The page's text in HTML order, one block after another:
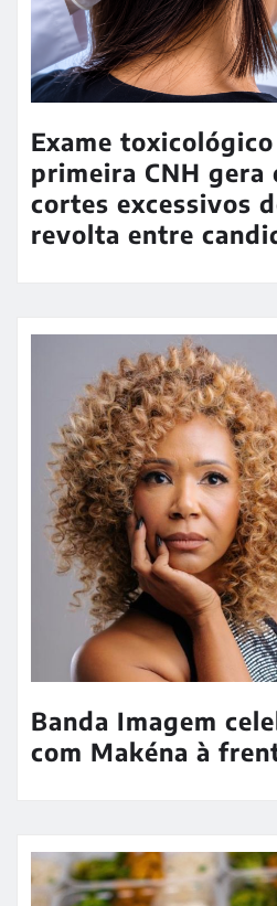
Exame
primeira CNH gera
cortes excessivos
revolta entre
Banda Imagem
com Makéna à